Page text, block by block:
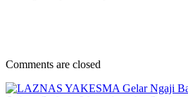
Comments are closed